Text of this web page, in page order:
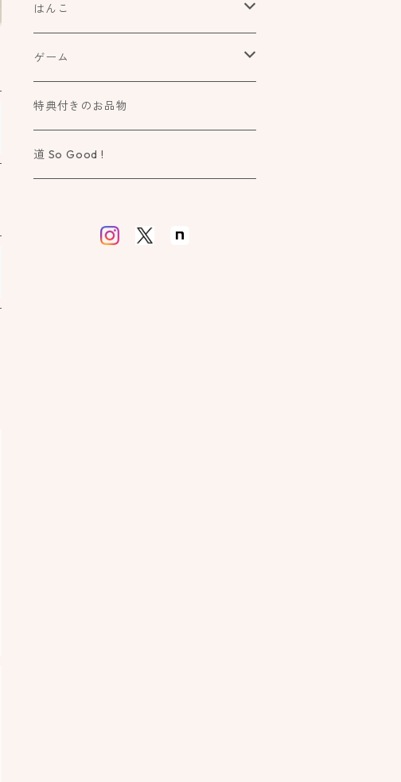
アートや絵本の世界
だれかの考えごと
詩歌と会う
物語に飛びこむ
kurofutago
ブローチ
ミラー
文具
はんこ
オスコラボ
カタチ×モヨウスタンプ
小さなカタチ×モヨウスタンプ
ドウブツ×モヨウスタンプ
タカトモハンコ
ゲーム
Atelier Mimir
特典付きのお品物
道 So Good !